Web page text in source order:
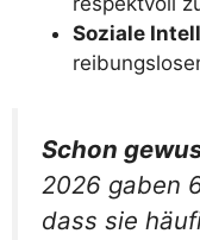
Soziale
Schon
2026 gaben
dass sie